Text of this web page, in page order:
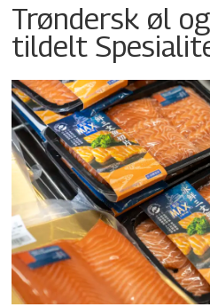
Trøndersk øl
tildelt